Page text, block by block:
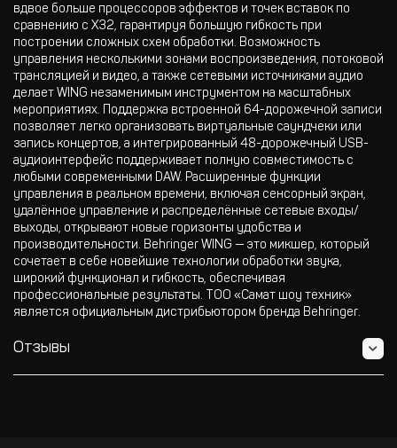
вдвое больше процессоров эффектов и точек вставок по
сравнению с X32, гарантируя большую гибкость при
построении сложных схем обработки. Возможность
управления несколькими зонами воспроизведения, потоковой
трансляцией и видео, а также сетевыми источниками аудио
делает WING незаменимым инструментом на масштабных
мероприятиях. Поддержка встроенной 64-дорожечной записи
позволяет легко организовать виртуальные саундчеки или
запись концертов, а интегрированный 48-дорожечный USB-
аудиоинтерфейс поддерживает полную совместимость с
любыми современными DAW. Расширенные функции
управления в реальном времени, включая сенсорный экран,
удалённое управление и распределённые сетевые входы/
выходы, открывают новые горизонты удобства и
производительности. Behringer WING — это микшер, который
сочетает в себе новейшие технологии обработки звука,
широкий функционал и гибкость, обеспечивая
профессиональные результаты. ТОО «Самат шоу техник»
является официальным дистрибьютором бренда Behringer.
Отзывы